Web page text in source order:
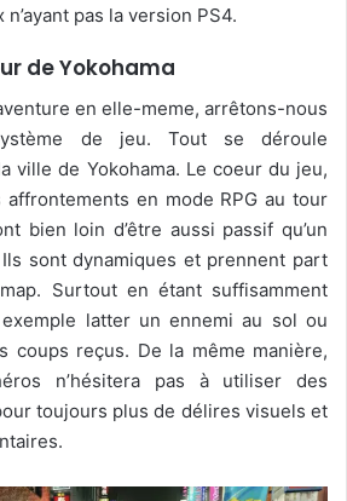
pas la version PS4.
de Yokohama
en elle-meme, arrêtons-nous
de jeu. Tout se déroule
ville de Yokohama. Le coeur du jeu,
en mode RPG au tour
bien loin d’être aussi passif qu’un
sont dynamiques et prennent part
Surtout en étant suffisamment
latter un ennemi au sol ou
coups reçus. De la même manière,
n’hésitera pas à utiliser des
toujours plus de délires visuels et